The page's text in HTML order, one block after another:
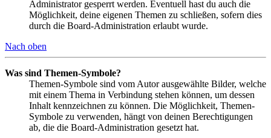
Administrator gesperrt werden. Eventuell hast du auch die
Möglichkeit, deine eigenen Themen zu schließen, sofern dies
durch die Board-Administration erlaubt wurde.
Nach oben
Was sind Themen-Symbole?
Themen-Symbole sind vom Autor ausgewählte Bilder, welche
mit einem Thema in Verbindung stehen können, um dessen
Inhalt kennzeichnen zu können. Die Möglichkeit, Themen-
Symbole zu verwenden, hängt von deinen Berechtigungen
ab, die die Board-Administration gesetzt hat.